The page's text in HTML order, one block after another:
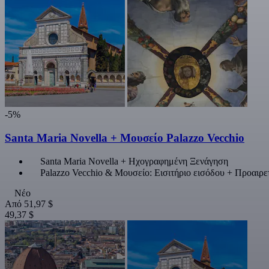
-5%
Santa Maria Novella + Μουσείο Palazzo Vecchio
Santa Maria Novella + Ηχογραφημένη Ξενάγηση
Palazzo Vecchio & Μουσείο: Εισιτήριο εισόδου +
Νέο
Από 51,97 $
49,37 $